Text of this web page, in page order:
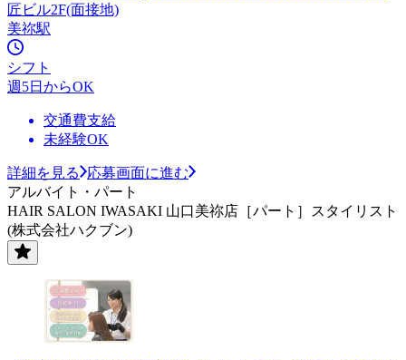
匠ビル2F(面接地)
美祢駅
シフト
週5日からOK
交通費支給
未経験OK
詳細を見る
応募画面に進む
アルバイト・パート
HAIR SALON IWASAKI 山口美祢店［パート］スタイリスト
(株式会社ハクブン)